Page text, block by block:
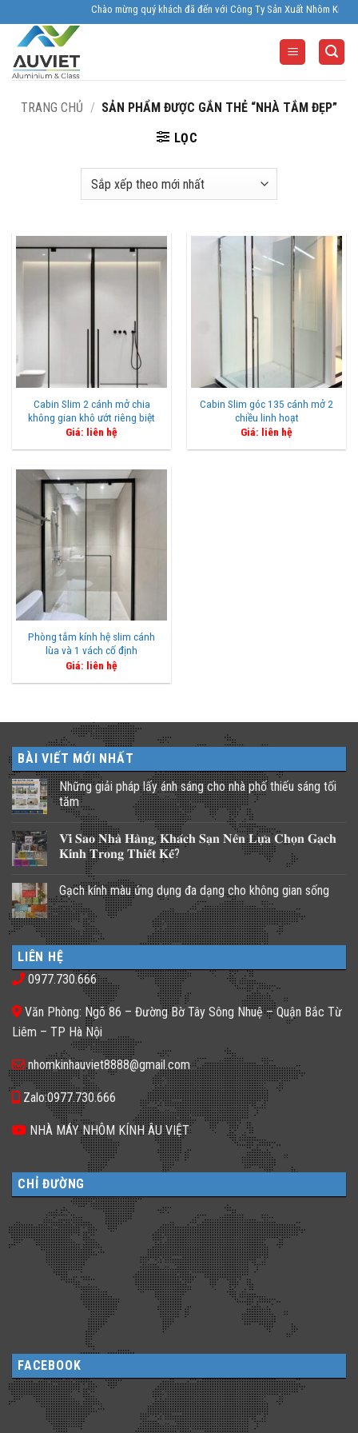
to
content
Chào mừng quý khách đã đến với Công Ty Sản Xuất Nhôm Kính
TRANG CHỦ / SẢN PHẨM ĐƯỢC GẮN THẺ “NHÀ TẮM ĐẸP”
LỌC
Cabin Slim 2 cánh mở chia
không gian khô ướt riêng biệt
Giá: liên hệ
Cabin Slim góc 135 cánh mở 2
chiều linh hoạt
Giá: liên hệ
Phòng tắm kính hệ slim cánh
lùa và 1 vách cố định
Giá: liên hệ
BÀI VIẾT MỚI NHẤT
Những giải pháp lấy ánh sáng cho nhà phố thiếu sáng tối
tăm
Không
bình
luận
ở
pháp
lấy
ánh
sáng
cho
nhà
phố
thiếu
sáng
tối
𝐕𝐢̀ 𝐒𝐚𝐨 𝐍𝐡𝐚̀ 𝐇𝐚̀𝐧𝐠, 𝐊𝐡𝐚́𝐜𝐡 𝐒𝐚̣𝐧 𝐍𝐞̂𝐧 𝐋𝐮̛̣𝐚 𝐂𝐡𝐨̣𝐧 𝐆𝐚̣𝐜𝐡
𝐊𝐢́𝐧𝐡 𝐓𝐫𝐨𝐧𝐠 𝐓𝐡𝐢𝐞̂́𝐭 𝐊𝐞̂́?
bình
luận
ở
𝐕𝐢̀
𝐒𝐚𝐨
𝐍𝐡𝐚̀
𝐇𝐚̀𝐧𝐠,
𝐊𝐡𝐚́𝐜𝐡
𝐒𝐚̣𝐧
𝐍𝐞̂𝐧
𝐂𝐡𝐨̣𝐧
𝐆𝐚̣𝐜𝐡
𝐊𝐢́𝐧𝐡
𝐓𝐫𝐨𝐧𝐠
𝐓𝐡𝐢𝐞̂́𝐭
𝐊𝐞̂́?
Gạch kính màu ứng dụng đa dạng cho không gian sống
Không
có
bình
luận
ở
Gạch
kính
màu
đa
dạng
cho
không
gian
sống
LIÊN HỆ
0977.730.666
Văn Phòng: Ngõ 86 – Đường Bờ Tây Sông Nhuệ – Quận Bắc Từ
Liêm – TP Hà Nội
nhomkinhauviet8888@gmail.com
Zalo:0977.730.666
NHÀ MÁY NHÔM KÍNH ÂU VIỆT
CHỈ ĐƯỜNG
FACEBOOK